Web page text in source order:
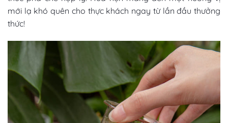
mới lạ khó quên cho thực khách ngay từ lần đầu thưởng
thức!